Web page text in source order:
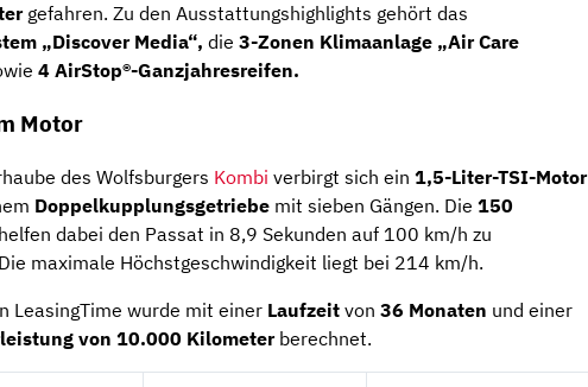
gefahren. Zu den Ausstattungshighlights gehört das
„Discover Media“, die 3-Zonen Klimaanlage „Air Care
4 AirStop®-Ganzjahresreifen.
Motor
des Wolfsburgers Kombi verbirgt sich ein 1,5-Liter-TSI-Motor
Doppelkupplungsgetriebe mit sieben Gängen. Die 150
helfen dabei den Passat in 8,9 Sekunden auf 100 km/h zu
maximale Höchstgeschwindigkeit liegt bei 214 km/h.
LeasingTime wurde mit einer Laufzeit von 36 Monaten und einer
von 10.000 Kilometerberechnet.